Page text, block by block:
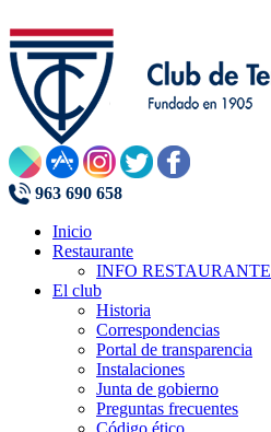
963 690 658
Inicio
Restaurante
INFO RESTAURANTE
El club
Historia
Correspondencias
Portal de transparencia
Instalaciones
Junta de gobierno
Preguntas frecuentes